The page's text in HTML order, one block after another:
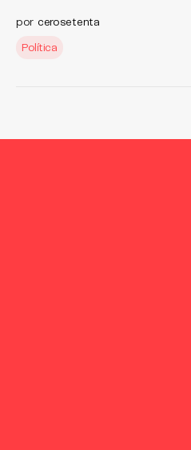
por cerosetenta
Política